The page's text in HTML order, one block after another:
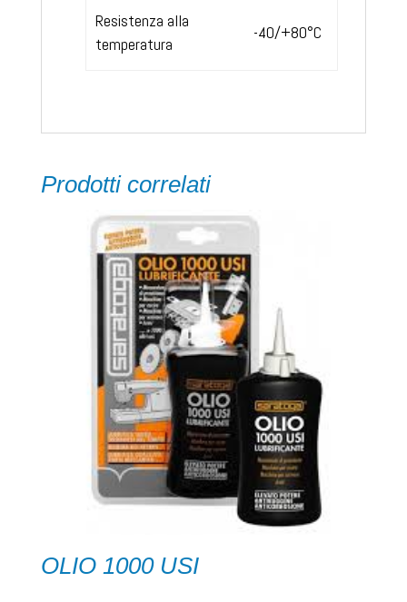
Resistenza alla
temperatura
-40/+80°C
Prodotti correlati
OLIO 1000 USI